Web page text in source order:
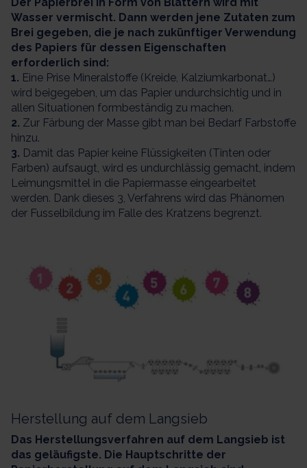
Wasser vermischt. Dann werden jene Zutaten zum
Brei gegeben, die je nach zukünftiger Verwendung
des Papiers für dessen Eigenschaften
erforderlich sind:
1. Eine Prise Mineralstoffe (Kreide, Kalziumkarbonat…)
wird beigegeben, um das Papier undurchsichtig und in
allen Situationen formbeständig zu machen.
2. Zur Färbung der Masse gibt man bei Bedarf Farbstoffe
hinzu.
3. Damit das Papier keine Flüssigkeiten (Tinten oder
Farben) aufsaugt, wird es undurchlässig gemacht, indem
Leimungsmittel in die Papiermasse eingearbeitet
werden. Dank dieses 3, Verfahrens wird das Phänomen
der Fusselbildung im Falle des Kratzens begrenzt.
Herstellung auf dem Langsieb
Das Herstellungsverfahren auf dem Langsieb ist
das geläufigste. Die Hauptschritte der